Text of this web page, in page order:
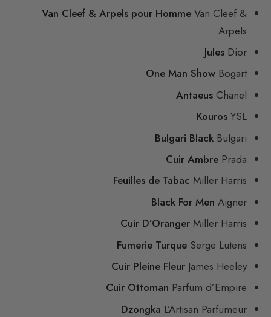
Van Cleef & Arpels pour Homme Van Cleef &
Arpels
Jules Dior
One Man Show Bogart
Antaeus Chanel
Kouros YSL
Bulgari Black Bulgari
Cuir Ambre Prada
Feuilles de Tabac Miller Harris
Black For Men Aigner
Cuir D’Oranger Miller Harris
Fumerie Turque Serge Lutens
Cuir Pleine Fleur James Heeley
Cuir Ottoman Parfum d’Empire
Dzongka L’Artisan Parfumeur